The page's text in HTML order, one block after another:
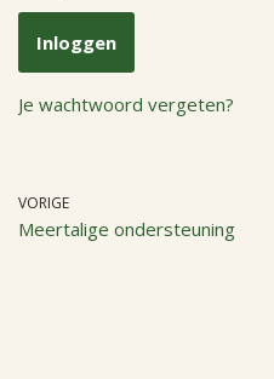
Je wachtwoord vergeten?
VORIGE
Meertalige ondersteuning